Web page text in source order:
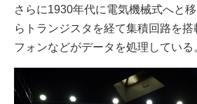
さらに1930年代に電気機械式へと
らトランジスタを経て集積回路を搭
フォンなどがデータを処理している